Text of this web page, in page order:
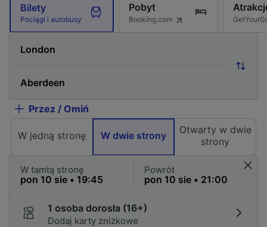
Bilety
Pociągi i autobusy
Pobyt
Booking.com
Przez / Omiń
W jedną stronę W dwie strony
Otwarty w dwie
strony
W tamtą stronę Powrót
1 osoba dorosła (16+)
Dodaj karty zniżkowe